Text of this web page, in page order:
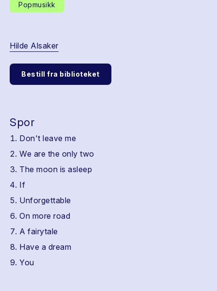
Popmusikk
Hilde Alsaker
Bestill fra biblioteket
Spor
Don't leave me
We are the only two
The moon is asleep
If
Unforgettable
On more road
A fairytale
Have a dream
You